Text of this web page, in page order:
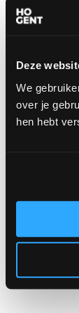
Deze
We
over je
hen hebt